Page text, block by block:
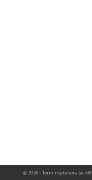
© 2026 - Terminsplanera.se AB